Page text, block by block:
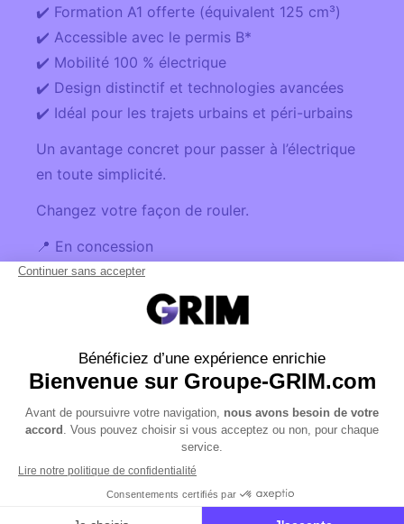
✔️ Formation A1 offerte (équivalent 125 cm³)
✔️ Accessible avec le permis B*
✔️ Mobilité 100 % électrique
✔️ Design distinctif et technologies avancées
✔️ Idéal pour les trajets urbains et péri-urbains
Un avantage concret pour passer à l’électrique
en toute simplicité.
Changez votre façon de rouler.
📍 En concession
📞 Par téléphone (appel gratuit)
📝 Ou via le formulaire de contact pour en
savoir plus et planifier votre essai
Envie de tenter l’expérience ? Profitez de la
formation offerte et prenez la route en
électrique dès maintenant.